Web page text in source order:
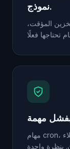
نموذج.
المؤقت،
مهام cron، وقت تشغيل الخدمة، استخدام القرص، الوكلاء